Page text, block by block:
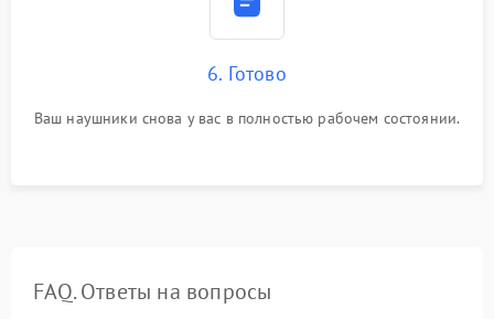
6. Готово
Ваш наушники снова у вас в полностью рабочем состоянии.
FAQ. Ответы на вопросы